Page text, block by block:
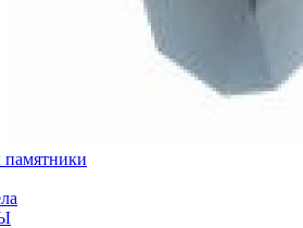
памятники